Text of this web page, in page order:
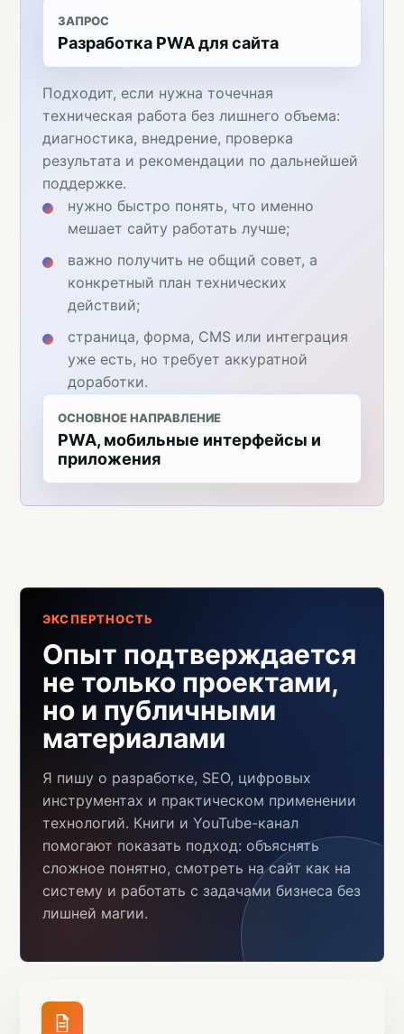
ЗАПРОС
Разработка PWA для сайта
Подходит, если нужна точечная
техническая работа без лишнего объема:
диагностика, внедрение, проверка
результата и рекомендации по дальнейшей
поддержке.
нужно быстро понять, что именно
мешает сайту работать лучше;
важно получить не общий совет, а
конкретный план технических
действий;
страница, форма, CMS или интеграция
уже есть, но требует аккуратной
доработки.
ОСНОВНОЕ НАПРАВЛЕНИЕ
PWA, мобильные интерфейсы и
приложения
ЭКСПЕРТНОСТЬ
Опыт подтверждается
не только проектами,
но и публичными
материалами
Я пишу о разработке, SEO, цифровых
инструментах и практическом применении
технологий. Книги и YouTube-канал
помогают показать подход: объяснять
сложное понятно, смотреть на сайт как на
систему и работать с задачами бизнеса без
лишней магии.